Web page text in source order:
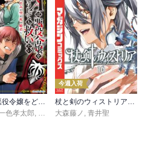
町人Ａは悪役令嬢をどうしても救いたい ～どぶと空と氷の姫君～１０【電子書店共通特典イラスト付】
色孝太郎, Parum
今週入荷
杖と剣のウィストリア（１６）
大森藤ノ , 青井聖